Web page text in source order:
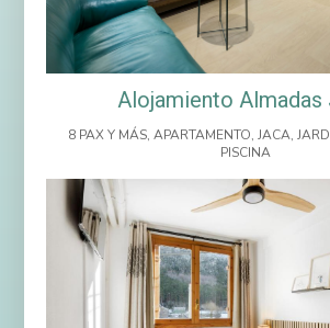
Alojamiento Almadas
8 PAX Y MÁS, APARTAMENTO, JACA,
PISCINA